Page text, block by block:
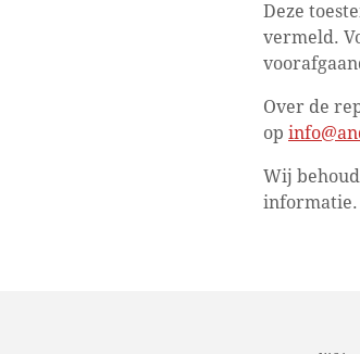
Deze
vermeld.
Over de
op
Wij
informatie.